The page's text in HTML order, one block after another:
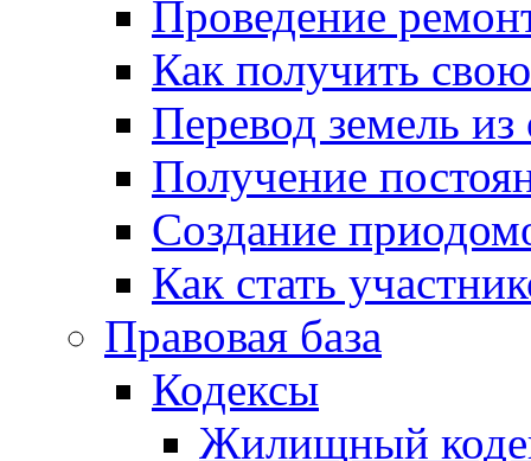
Проведение
Как получить
Перевод земель
Получение
Создание
Как стать
Правовая база
Кодексы
Жилищный